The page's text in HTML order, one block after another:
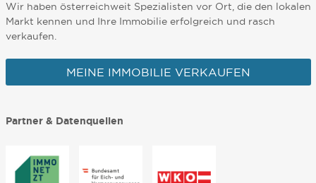
Wir haben österreichweit Spezialisten vor Ort, die den lokalen
Markt kennen und Ihre Immobilie erfolgreich und rasch
verkaufen.
MEINE IMMOBILIE VERKAUFEN
Partner & Datenquellen